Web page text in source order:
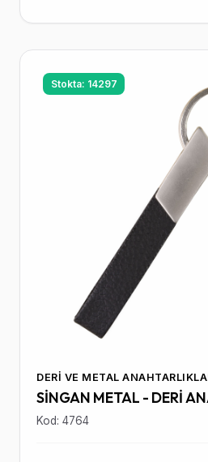
Stokta: 14297
DERI VE METAL
SİNGAN METAL - DERİ
Kod: 4764